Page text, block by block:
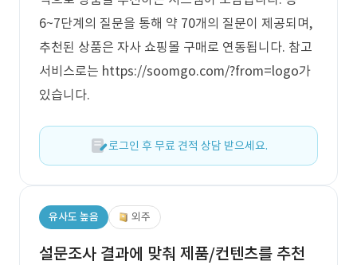
6~7단계의 질문을 통해 약 70개의 질문이 제공되며,
추천된 상품은 자사 쇼핑몰 구매로 연동됩니다. 참고
서비스로는 https://soomgo.com/?from=logo가
있습니다.
로그인 후 무료 견적 상담 받으세요.
유사도 높음 외주
설문조사 결과에 맞춰 제품/컨텐츠를 추천